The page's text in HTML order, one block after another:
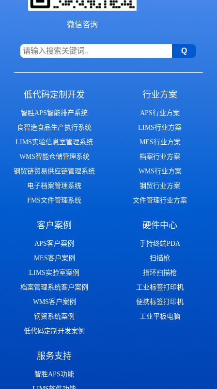
微信咨询
低代码定制开发
智胜APS智能排产系统
食智造食品生产执行系统
LIMS实验信息室管理系统
WMS智能仓储管理系统
钢贸链贸易供应链管理系统
电子档案管理系统
FMS文件管理系统
行业方案
APS行业方案
LIMS行业方案
MES行业方案
档案行业方案
WMS行业方案
钢贸行业方案
文件管理行业方案
客户案例
APS客户案例
MES客户案例
LIMS实验室案例
档案管理系统客户案例
WMS客户案例
钢贸系统案例
低代码定制开发案例
硬件中心
手持终端PDA
扫描枪
指环扫描枪
工业标签打印机
便携标签打印机
工业平板电脑
服务支持
智胜APS功能